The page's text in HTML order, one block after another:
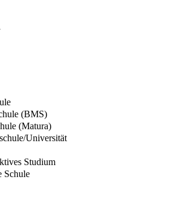
(BMS)
(Matura)
Universität
Studium
Schule